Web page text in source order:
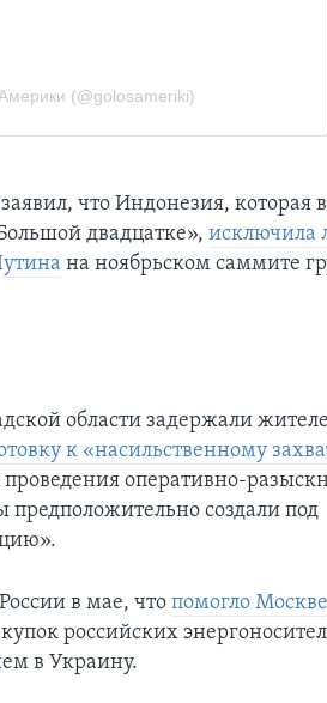
что Индонезия, которая в
двадцатке»,исключила
на ноябрьском саммите
области задержали
к «насильственному
оперативно-
создали под
в мае, чтопомогло Москве
российских
в Украину.